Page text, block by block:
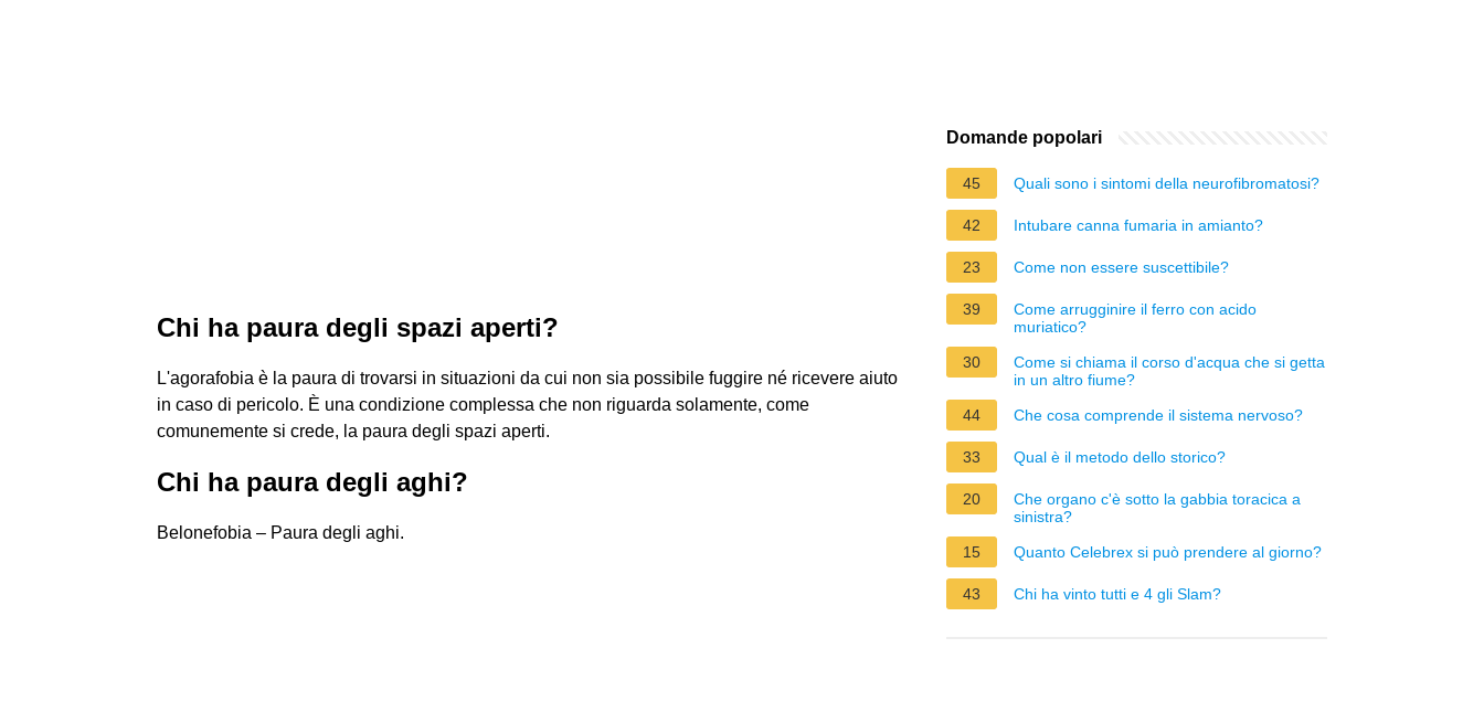
Chi ha paura degli spazi aperti?
L'agorafobia è la paura di trovarsi in situazioni da cui non sia possibile fuggire né ricevere aiuto
in caso di pericolo. È una condizione complessa che non riguarda solamente, come
comunemente si crede, la paura degli spazi aperti.
Chi ha paura degli aghi?
Belonefobia – Paura degli aghi.
Domande popolari
45 Quali sono i sintomi della neurofibromatosi?
42 Intubare canna fumaria in amianto?
23 Come non essere suscettibile?
39
Come arrugginire il ferro con acido
muriatico?
30
Come si chiama il corso d'acqua che si getta
in un altro fiume?
44
Che cosa comprende il sistema nervoso?
33 Qual è il metodo dello storico?
20
Che organo c'è sotto la gabbia toracica a
sinistra?
15
Quanto Celebrex si può prendere al giorno?
43 Chi ha vinto tutti e 4 gli Slam?